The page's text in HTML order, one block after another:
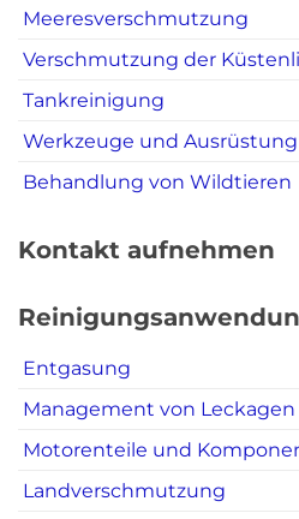
Meeresverschmutzung
Verschmutzung der
Tankreinigung
Werkzeuge und Ausrüstung
Behandlung von Wildtieren
Kontakt aufnehmen
Entgasung
Management von
Motorenteile und
Landverschmutzung